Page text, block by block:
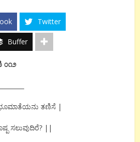
Twitter
Buffer
೦೧೨
ತಣಿಸೆ |
ಸಲುವುದಿರೆ? ||